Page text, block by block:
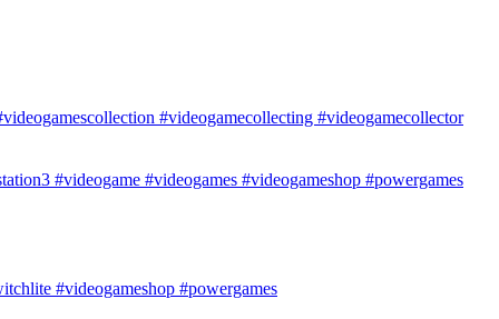
#videogamecollecting #videogamecollector
#videogame #videogames #videogameshop #powergames